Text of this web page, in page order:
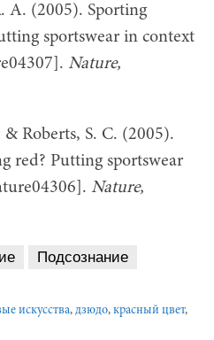
A. (2005). Sporting
sportswear in context
Nature,
Roberts, S. C. (2005).
red? Putting sportswear
Nature,
Подсознание
искусства, дзюдо, красный цвет,